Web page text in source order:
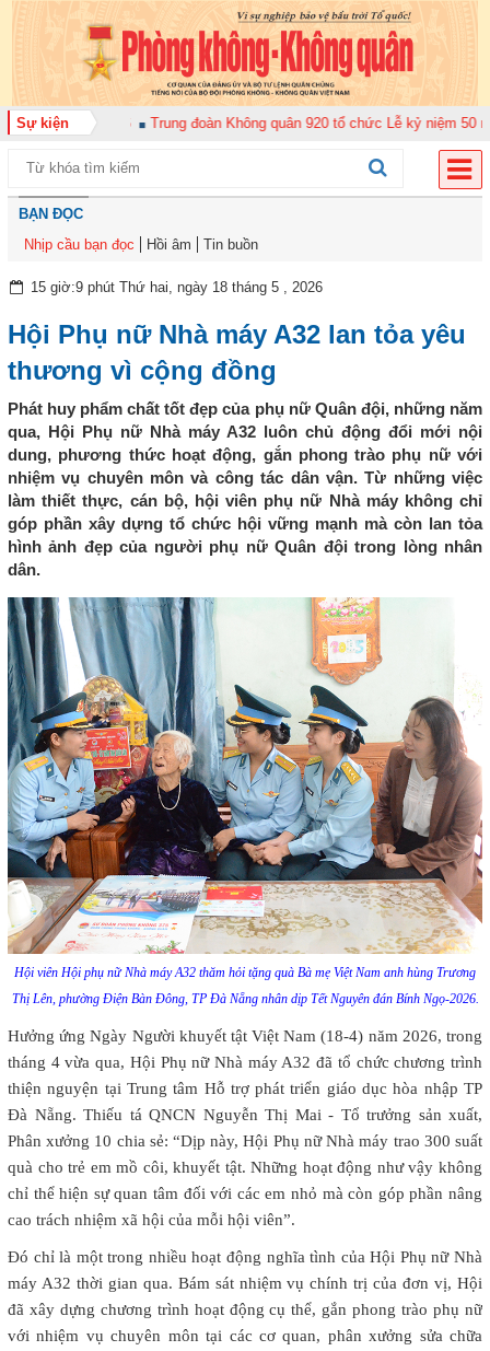
Sự kiện
bộ năm 2026 Trung đoàn Không quân 920 tổ chức Lễ kỷ niệm 50 năm
BẠN ĐỌC
Nhịp cầu bạn đọc
Hồi âm Tin buồn
15 giờ:9 phút Thứ hai, ngày 18 tháng 5 , 2026
Hội Phụ nữ Nhà máy A32 lan tỏa yêu
thương vì cộng đồng
Phát huy phẩm chất tốt đẹp của phụ nữ Quân đội, những năm
qua, Hội Phụ nữ Nhà máy A32 luôn chủ động đổi mới nội
dung, phương thức hoạt động, gắn phong trào phụ nữ với
nhiệm vụ chuyên môn và công tác dân vận. Từ những việc
làm thiết thực, cán bộ, hội viên phụ nữ Nhà máy không chỉ
góp phần xây dựng tổ chức hội vững mạnh mà còn lan tỏa
hình ảnh đẹp của người phụ nữ Quân đội trong lòng nhân
dân.
Hội viên Hội phụ nữ Nhà máy A32 thăm hỏi tặng quà Bà mẹ Việt Nam anh hùng Trương
Thị Lên, phường Điện Bàn Đông, TP Đà Nẵng nhân dịp Tết Nguyên đán Bính Ngọ-2026.
Hưởng ứng Ngày Người khuyết tật Việt Nam (18-4) năm 2026, trong
tháng 4 vừa qua, Hội Phụ nữ Nhà máy A32 đã tổ chức chương trình
thiện nguyện tại Trung tâm Hỗ trợ phát triển giáo dục hòa nhập TP
Đà Nẵng. Thiếu tá QNCN Nguyễn Thị Mai - Tổ trưởng sản xuất,
Phân xưởng 10 chia sẻ: “Dịp này, Hội Phụ nữ Nhà máy trao 300 suất
quà cho trẻ em mồ côi, khuyết tật. Những hoạt động như vậy không
chỉ thể hiện sự quan tâm đối với các em nhỏ mà còn góp phần nâng
cao trách nhiệm xã hội của mỗi hội viên”.
Đó chỉ là một trong nhiều hoạt động nghĩa tình của Hội Phụ nữ Nhà
máy A32 thời gian qua. Bám sát nhiệm vụ chính trị của đơn vị, Hội
đã xây dựng chương trình hoạt động cụ thể, gắn phong trào phụ nữ
với nhiệm vụ chuyên môn tại các cơ quan, phân xưởng sửa chữa